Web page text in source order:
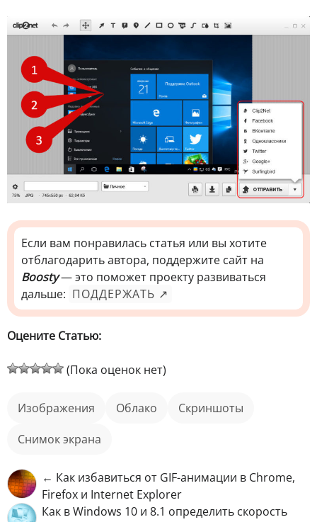
Если вам понравилась статья или вы хотите
отблагодарить автора, поддержите сайт на
Boosty— это поможет проекту развиваться
дальше: ПОДДЕРЖАТЬ ↗
Оцените Статью:
(Пока оценок нет)
изображения облако
скриншоты
снимок экрана
← Как избавиться от GIF-анимации в Chrome,
Firefox и Internet Explorer
Как в Windows 10 и 8.1 определить скорость